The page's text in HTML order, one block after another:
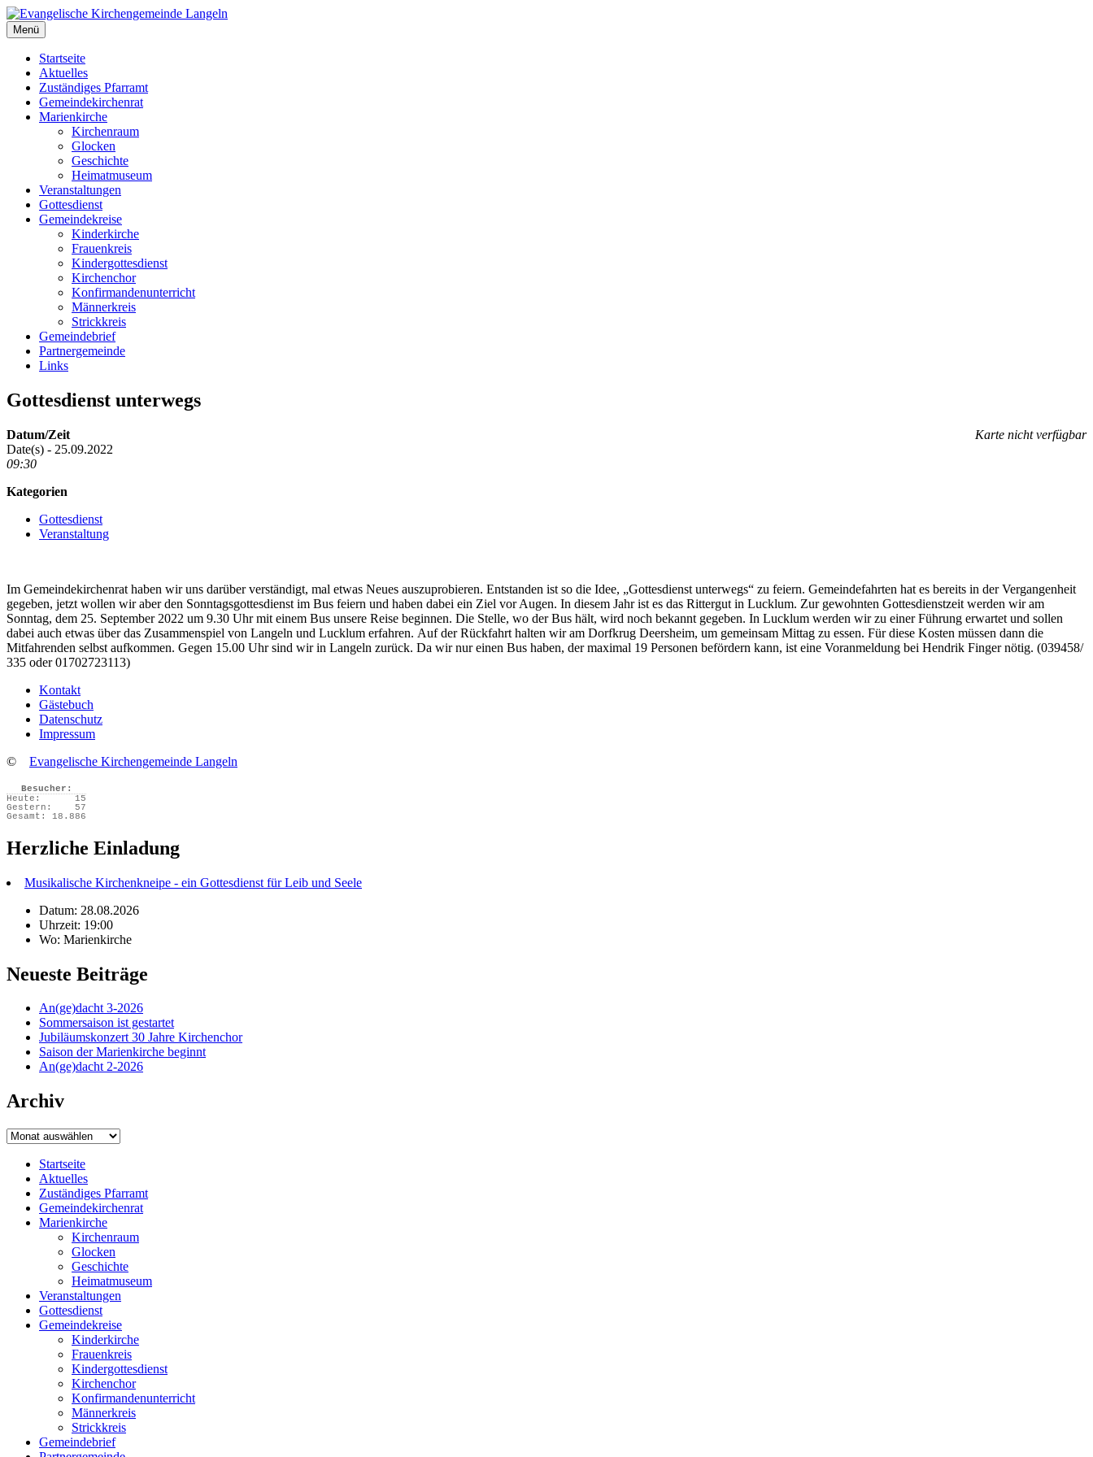
Zum
Inhalt
springen
Evangelische Kirchengemeinde Langeln
Evangelische Kirchengemeinde Langeln
Menü
Startseite
Aktuelles
Zuständiges Pfarramt
Gemeindekirchenrat
Marienkirche
Kirchenraum
Glocken
Geschichte
Heimatmuseum
Veranstaltungen
Gottesdienst
Gemeindekreise
Kinderkirche
Frauenkreis
Kindergottesdienst
Kirchenchor
Konfirmandenunterricht
Männerkreis
Strickkreis
Gemeindebrief
Partnergemeinde
Links
Gottesdienst unterwegs
Karte nicht verfügbar
Datum/Zeit
Date(s) - 25.09.2022
09:30
Kategorien
Gottesdienst
Veranstaltung
Im Gemeindekirchenrat haben wir uns darüber verständigt, mal etwas Neues auszuprobieren. Entstanden ist so die Idee, „Gottesdienst unterwegs“ zu feiern. Gemeindefahrten hat es bereits in der Vergangenheit
gegeben, jetzt wollen wir aber den Sonntagsgottesdienst im Bus feiern und haben dabei ein Ziel vor Augen. In diesem Jahr ist es das Rittergut in Lucklum. Zur gewohnten Gottesdienstzeit werden wir am
Sonntag, dem 25. September 2022 um 9.30 Uhr mit einem Bus unsere Reise beginnen. Die Stelle, wo der Bus hält, wird noch bekannt gegeben. In Lucklum werden wir zu einer Führung erwartet und sollen
dabei auch etwas über das Zusammenspiel von Langeln und Lucklum erfahren. Auf der Rückfahrt halten wir am Dorfkrug Deersheim, um gemeinsam Mittag zu essen. Für diese Kosten müssen dann die
Mitfahrenden selbst aufkommen. Gegen 15.00 Uhr sind wir in Langeln zurück. Da wir nur einen Bus haben, der maximal 19 Personen befördern kann, ist eine Voranmeldung bei Hendrik Finger nötig. (039458/
335 oder 01702723113)
Kontakt
Gästebuch
Datenschutz
Impressum
© Evangelische Kirchengemeinde Langeln
Besucher:
Heute:
15
Gestern:
57
Gesamt:
18.886
Herzliche Einladung
Musikalische Kirchenkneipe - ein Gottesdienst für Leib und Seele
Datum: 28.08.2026
Uhrzeit: 19:00
Wo: Marienkirche
Neueste Beiträge
An(ge)dacht 3-2026
Sommersaison ist gestartet
Jubiläumskonzert 30 Jahre Kirchenchor
Saison der Marienkirche beginnt
An(ge)dacht 2-2026
Archiv
Archiv
Startseite
Aktuelles
Zuständiges Pfarramt
Gemeindekirchenrat
Marienkirche
Kirchenraum
Glocken
Geschichte
Heimatmuseum
Veranstaltungen
Gottesdienst
Gemeindekreise
Kinderkirche
Frauenkreis
Kindergottesdienst
Kirchenchor
Konfirmandenunterricht
Männerkreis
Strickkreis
Gemeindebrief